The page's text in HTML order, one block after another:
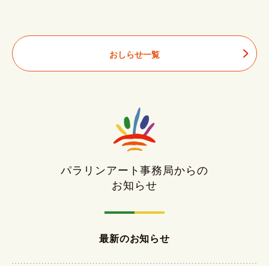
おしらせ一覧
パラリンアート事務局からの
お知らせ
最新のお知らせ